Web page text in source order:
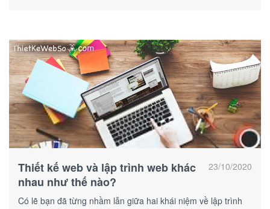
23/10/2020
Thiết kế web và lập trình web khác
nhau như thế nào?
Có lẽ bạn đã từng nhầm lẫn giữa hai khái niệm về lập trình